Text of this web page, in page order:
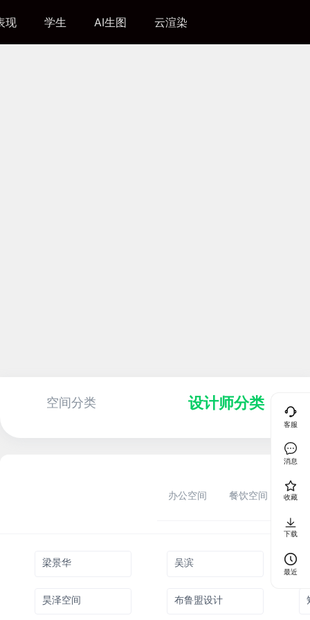
现 学生 AI生图 云渲染
空间分类 设计师分类
办公空间 餐饮空间 公
梁景华 吴滨
昊泽空间 布鲁盟设计
客服
消息
收藏
下载
最近